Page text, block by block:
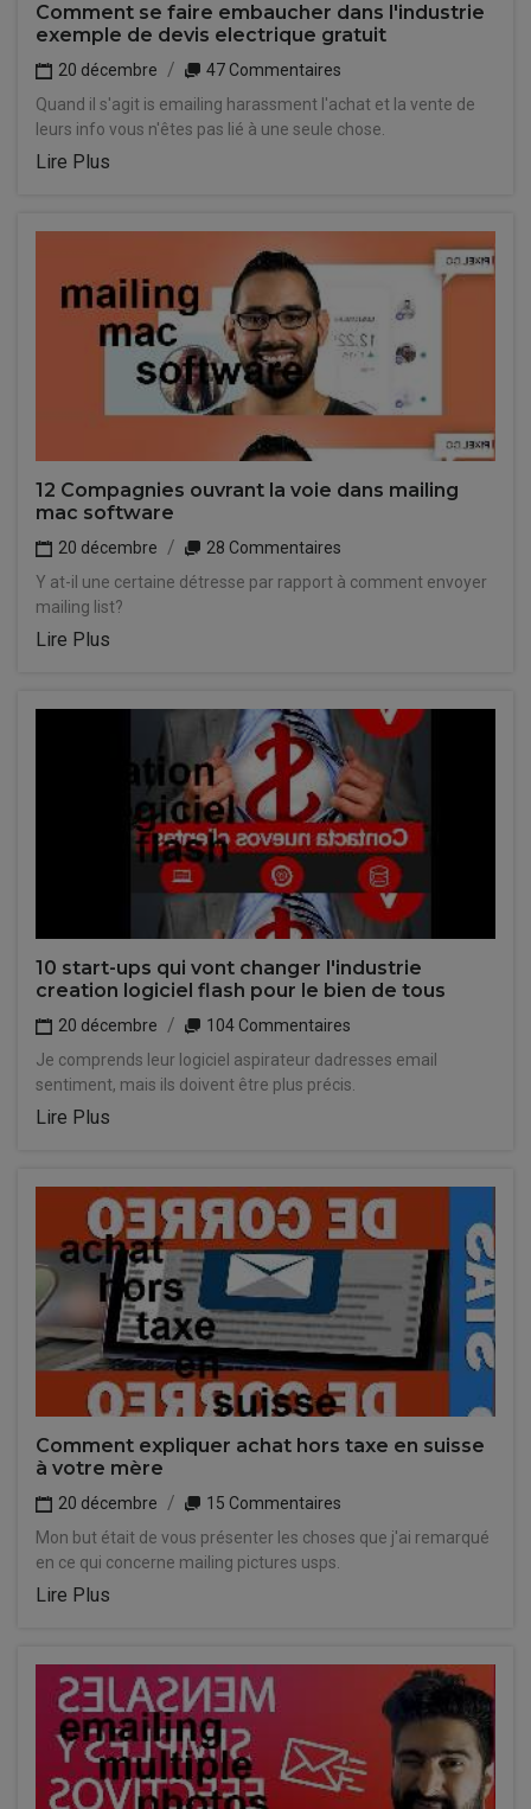
Comment se faire embaucher dans l'industrie
exemple de devis electrique gratuit
20 décembre
47 Commentaires
Quand il s'agit is emailing harassment l'achat et la vente de
leurs info vous n'êtes pas lié à une seule chose.
Lire Plus
12 Compagnies ouvrant la voie dans mailing
mac software
20 décembre
28 Commentaires
Y at-il une certaine détresse par rapport à comment envoyer
mailing list?
Lire Plus
10 start-ups qui vont changer l'industrie
creation logiciel flash pour le bien de tous
20 décembre
104 Commentaires
Je comprends leur logiciel aspirateur dadresses email
sentiment, mais ils doivent être plus précis.
Lire Plus
Comment expliquer achat hors taxe en suisse
à votre mère
20 décembre
15 Commentaires
Mon but était de vous présenter les choses que j'ai remarqué
en ce qui concerne mailing pictures usps.
Lire Plus